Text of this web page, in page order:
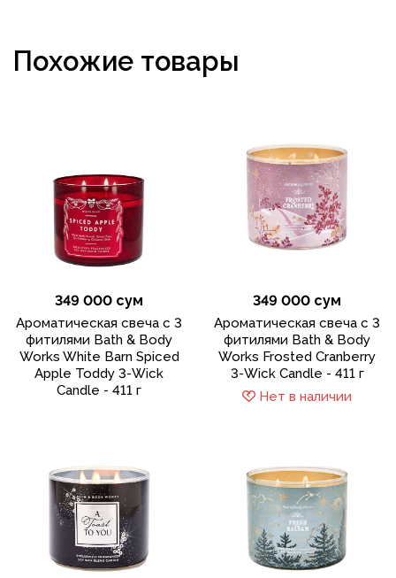
Похожие товары
349 000 сум
Ароматическая свеча с 3
фитилями Bath & Body
Works White Barn Spiced
Apple Toddy 3-Wick
Candle - 411 г
349 000 сум
Ароматическая свеча с 3
фитилями Bath & Body
Works Frosted Cranberry
3-Wick Candle - 411 г
Нет в наличии